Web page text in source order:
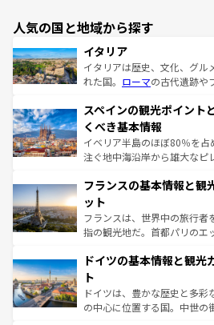
人気の国と地域から探す
イタリア
イタリアは歴史、文化、グル
れた国。 ローマの古代遺跡や
ろん、トスカーナの美しい
景など、自然景観も見逃せな
ピザやパスタなど、絶品の
できる。朝目覚めてから夜眠
なお、新着のイタリア情報は
しい。
スペインの観光ポイント
くべき基本情報
イベリア半島のほぼ80％を
注ぐ地中海沿岸から雄大なピ
文化が根付くこの国では、情
れる闘牛、そして美味しいタ
る。首都マドリードの洗練さ
アートに溢れた街角から、地
せる。地方によって風土や気
ンテンツ一覧 を参照してほし
フランスの基本情報と観
ット
フランスは、世界中の旅行者
指の観光地だ。首都パリのエ
で、幅広い魅力が詰まってい
聖堂、美しいビーチ、そして
から魅了する。また、フラン
れ、フランス料理はユネスコ
ドイツの基本情報と観光
ト
ドイツは、豊かな歴史と多
の中心に位置する国。中世の